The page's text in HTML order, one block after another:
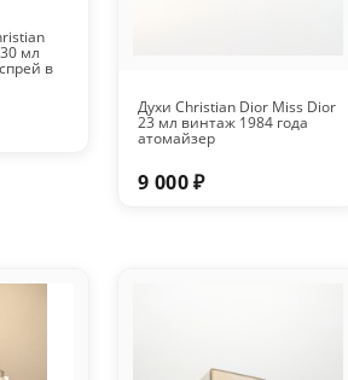
мл
в
Духи Christian Dior Miss Dior
23 мл винтаж 1984 года
атомайзер
9 000 ₽